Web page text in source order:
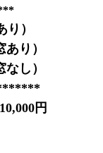
り）
あり）
なし）
円